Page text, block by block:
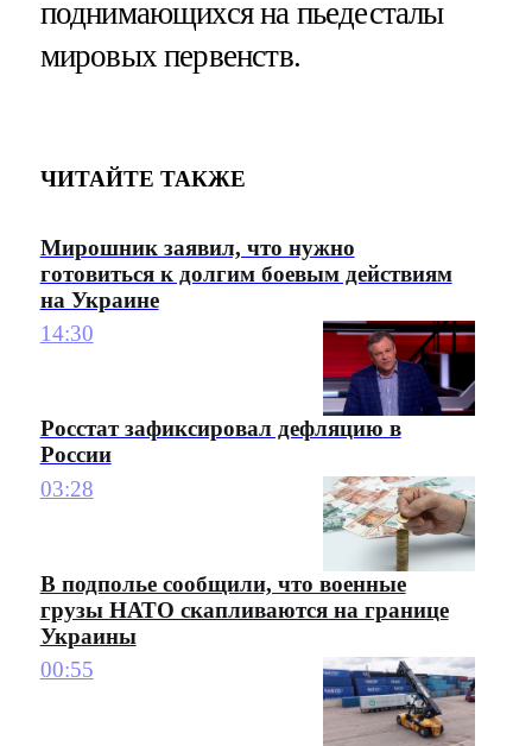
поднимающихся на пьедесталы
мировых первенств.
ЧИТАЙТЕ ТАКЖЕ
Мирошник заявил, что нужно
готовиться к долгим боевым действиям
на Украине
14:30
Росстат зафиксировал дефляцию в
России
03:28
В подполье сообщили, что военные
грузы НАТО скапливаются на границе
Украины
00:55